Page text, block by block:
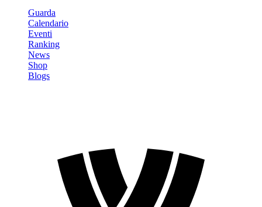
Guarda
Calendario
Eventi
Ranking
News
Shop
Blogs